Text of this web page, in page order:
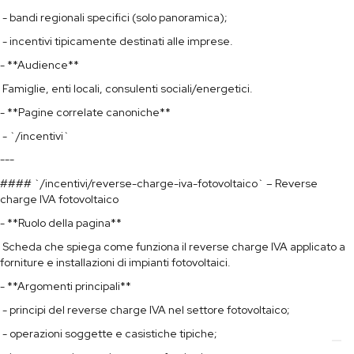
- bandi regionali specifici (solo panoramica);
- incentivi tipicamente destinati alle imprese.
- **Audience**
Famiglie, enti locali, consulenti sociali/energetici.
- **Pagine correlate canoniche**
- `/incentivi`
---
#### `/incentivi/reverse-charge-iva-fotovoltaico` – Reverse
charge IVA fotovoltaico
- **Ruolo della pagina**
Scheda che spiega come funziona il reverse charge IVA applicato a
forniture e installazioni di impianti fotovoltaici.
- **Argomenti principali**
- principi del reverse charge IVA nel settore fotovoltaico;
- operazioni soggette e casistiche tipiche;